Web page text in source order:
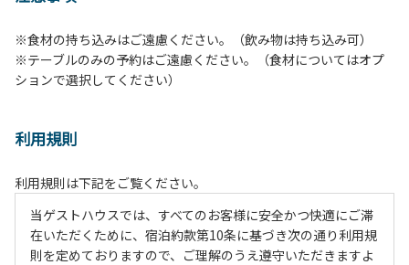
※食材の持ち込みはご遠慮ください。（飲み物は持ち込み可）
※テーブルのみの予約はご遠慮ください。（食材についてはオプ
ションで選択してください）
利用規則
利用規則は下記をご覧ください。
当ゲストハウスでは、すべてのお客様に安全かつ快適にご滞
在いただくために、宿泊約款第10条に基づき次の通り利用規
則を定めておりますので、ご理解のうえ遵守いただきますよ